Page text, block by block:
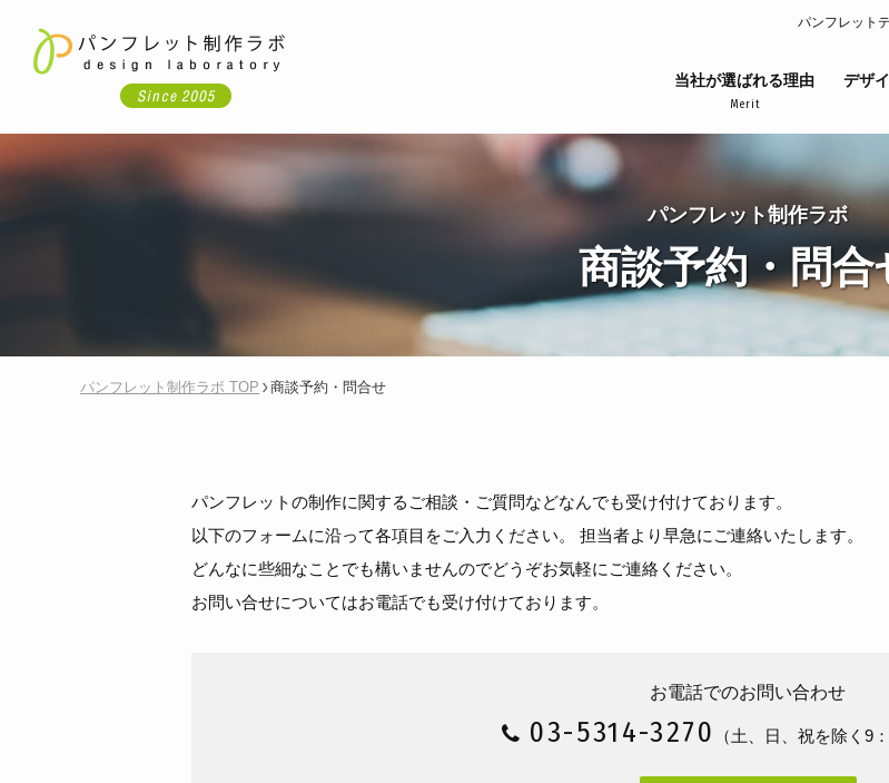
パンフレット
当社が選ばれる理由
Merit
デザ
パンフレット制作ラボ
商談予約・問合
パンフレット制作ラボ TOP 商談予約・問合せ
パンフレットの制作に関するご相談・ご質問などなんでも受け付けております。
以下のフォームに沿って各項目をご入力ください。 担当者より早急にご連絡いたします。
どんなに些細なことでも構いませんのでどうぞお気軽にご連絡ください。
お問い合せについてはお電話でも受け付けております。
お電話でのお問い合わせ
03-5314-3270 （土、日、祝を除く9